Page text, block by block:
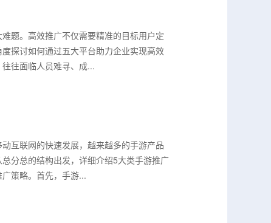
题。高效推广不仅需要精准的目标用户定
探讨如何通过五大平台助力企业实现高效
往面临人员难寻、成...
互联网的快速发展，越来越多的手游产品
分总的结构出发，详细介绍5大类手游推广
策略。首先，手游...